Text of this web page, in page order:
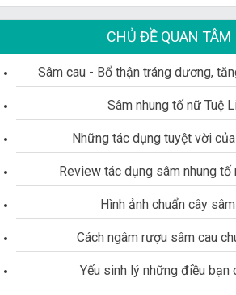
CHỦ ĐỀ QUAN TÂM
Sâm cau - Bổ thận tráng dương,
Sâm nhung tố nữ Tuệ
Những tác dụng tuyệt vời
Review tác dụng sâm nhung tố
Hình ảnh chuẩn cây
Cách ngâm rượu sâm cau
Yếu sinh lý những điều bạn